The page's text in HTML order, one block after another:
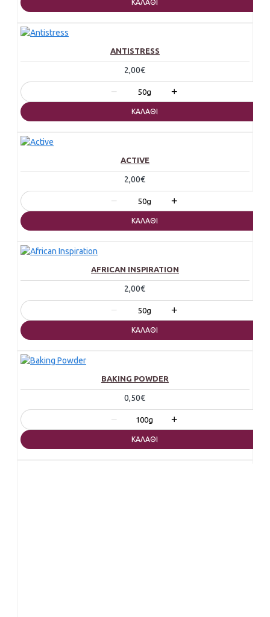
ΚΑΛΆΘΙ
ANTISTRESS
2,00€
− 50g +
ΚΑΛΆΘΙ
ACTIVE
2,00€
− 50g +
ΚΑΛΆΘΙ
AFRICAN INSPIRATION
2,00€
− 50g +
ΚΑΛΆΘΙ
BAKING POWDER
0,50€
− 100g +
ΚΑΛΆΘΙ